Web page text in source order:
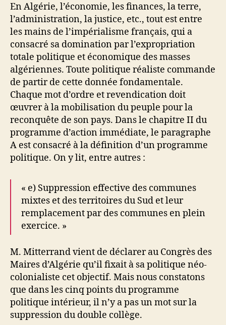
En Algérie, l’économie, les finances, la terre,
l’administration, la justice, etc., tout est entre
les mains de l’impérialisme français, qui a
consacré sa domination par l’expropriation
totale politique et économique des masses
algériennes. Toute politique réaliste commande
de partir de cette donnée fondamentale.
Chaque mot d’ordre et revendication doit
œuvrer à la mobilisation du peuple pour la
reconquête de son pays. Dans le chapitre II du
programme d’action immédiate, le paragraphe
A est consacré à la définition d’un programme
politique. On y lit, entre autres :
« e) Suppression effective des communes
mixtes et des territoires du Sud et leur
remplacement par des communes en plein
exercice. »
M. Mitterrand vient de déclarer au Congrès des
Maires d’Algérie qu’il fixait à sa politique néo-
colonialiste cet objectif. Mais nous constatons
que dans les cinq points du programme
politique intérieur, il n’y a pas un mot sur la
suppression du double collège.